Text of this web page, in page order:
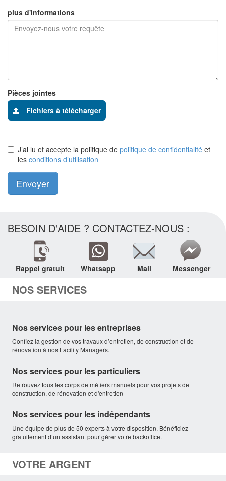
plus d'informations
Pièces jointes
Fichiers à télécharger
J’ai lu et accepte la politique de politique de confidentialité et
les conditions d’utilisation
Envoyer
BESOIN D'AIDE ? CONTACTEZ-NOUS :
Rappel gratuit Whatsapp Mail Messenger
NOS SERVICES
Nos services pour les entreprises
Confiez la gestion de vos travaux d’entretien, de construction et de
rénovation à nos Facility Managers.
Nos services pour les particuliers
Retrouvez tous les corps de métiers manuels pour vos projets de
construction, de rénovation et d'entretien
Nos services pour les indépendants
Une équipe de plus de 50 experts à votre disposition. Bénéficiez
gratuitement d’un assistant pour gérer votre backoffice.
VOTRE ARGENT